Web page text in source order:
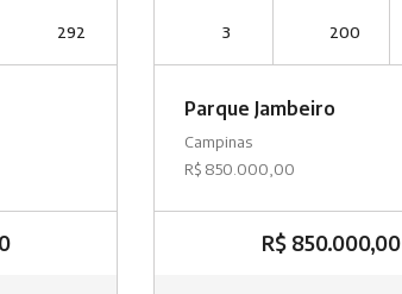
292 3 200
Parque Jambeiro
Campinas
R$ 850.000,00
R$ 850.000,00